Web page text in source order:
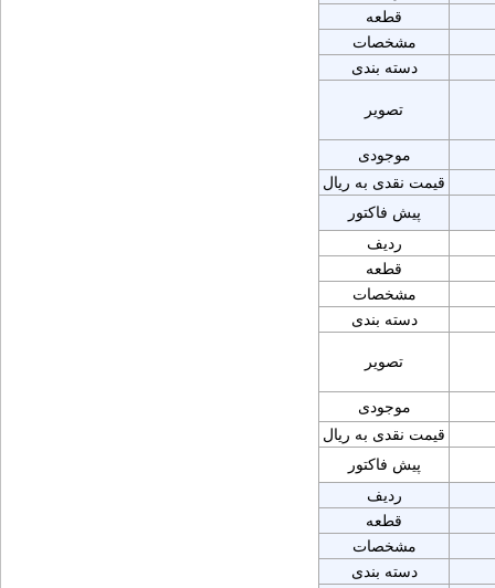
قطعه
مشخصات
دسته بندی
تصویر
موجودی
قیمت نقدی به ریال
پیش فاکتور
ردیف
قطعه
مشخصات
دسته بندی
تصویر
موجودی
قیمت نقدی به ریال
پیش فاکتور
ردیف
قطعه
مشخصات
دسته بندی